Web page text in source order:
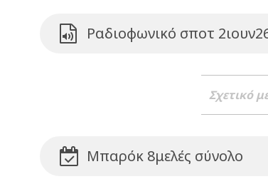
Ραδιοφωνικό σποτ
Σχετικό
Μπαρόκ 8μελές σύνολο